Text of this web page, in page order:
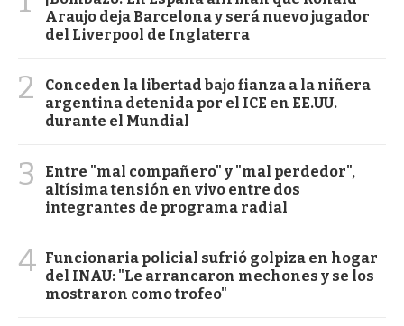
Araujo deja Barcelona y será nuevo jugador
del Liverpool de Inglaterra
2
Conceden la libertad bajo fianza a la niñera
argentina detenida por el ICE en EE.UU.
durante el Mundial
3
Entre "mal compañero" y "mal perdedor",
altísima tensión en vivo entre dos
integrantes de programa radial
4 Funcionaria policial sufrió golpiza en hogar
del INAU: "Le arrancaron mechones y se los
mostraron como trofeo"